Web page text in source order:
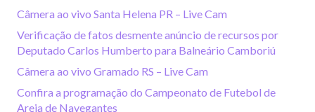
Câmera ao vivo Santa Helena PR – Live Cam
Verificação de fatos desmente anúncio de recursos por
Deputado Carlos Humberto para Balneário Camboriú
Câmera ao vivo Gramado RS – Live Cam
Confira a programação do Campeonato de Futebol de
Areia de Navegantes